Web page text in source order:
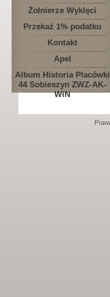
Żołnierze Wyklęci
Przekaż 1% podatku
Kontakt
Apel
Album Historia Placówki
44 Sobieszyn ZWZ-AK-
WiN